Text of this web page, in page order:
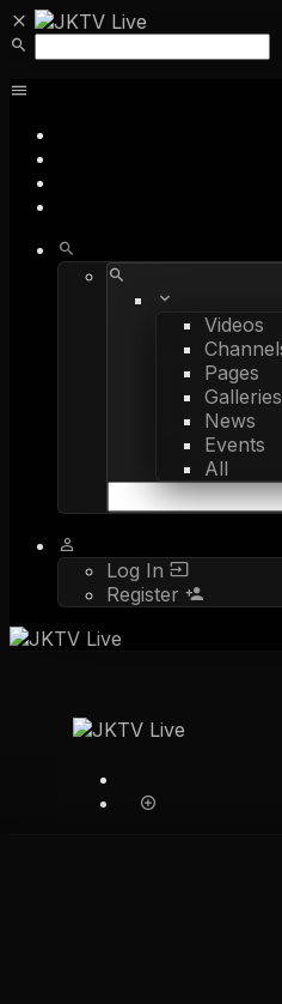
Videos
Pages
Galleries
News
Events
All
Log In
Register